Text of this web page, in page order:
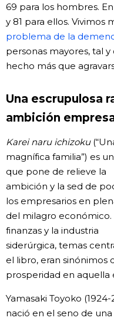
69 para los hombres.
y 81 para ellos. Vivimos
problema de la
personas mayores, tal
hecho más que
Una escrupulosa
ambición
Karei naru ichizoku
magnífica familia”) es
que pone de relieve la
ambición y la sed de
los empresarios en
del milagro económico.
finanzas y la industria
siderúrgica, temas
el libro, eran sinónimos
prosperidad en aquella
Yamasaki Toyoko (1924-
nació en el seno de una